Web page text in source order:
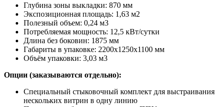
Глубина зоны выкладки: 870 мм
Экспозиционная площадь: 1,63 м2
Полезный объем: 0,24 м3
Потребляемая мощность: 12,5 кВт/сутки
Длина без боковин: 1875 мм
Габариты в упаковке: 2200х1250х1100 мм
Объём упаковки: 3,03 м3
Опции (заказываются отдельно):
Специальный стыковочный комплект для выстраивания
нескольких витрин в одну линию